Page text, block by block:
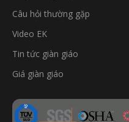
Câu hỏi thường gặp
Video EK
Tin tức giàn giáo
Giá giàn giáo